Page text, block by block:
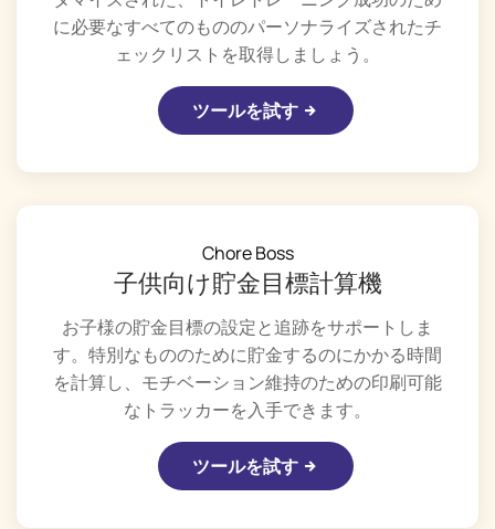
に必要なすべてのもののパーソナライズされたチ
ェックリストを取得しましょう。
ツールを試す
Chore Boss
子供向け貯金目標計算機
お子様の貯金目標の設定と追跡をサポートしま
す。特別なもののために貯金するのにかかる時間
を計算し、モチベーション維持のための印刷可能
なトラッカーを入手できます。
ツールを試す